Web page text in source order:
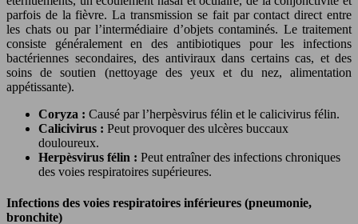
parfois de la fièvre. La transmission se fait par contact direct entre
les chats ou par l’intermédiaire d’objets contaminés. Le traitement
consiste généralement en des antibiotiques pour les infections
bactériennes secondaires, des antiviraux dans certains cas, et des
soins de soutien (nettoyage des yeux et du nez, alimentation
appétissante).
Coryza : Causé par l’herpèsvirus félin et le calicivirus félin.
Calicivirus : Peut provoquer des ulcères buccaux
douloureux.
Herpèsvirus félin : Peut entraîner des infections chroniques
des voies respiratoires supérieures.
Infections des voies respiratoires inférieures (pneumonie,
bronchite)